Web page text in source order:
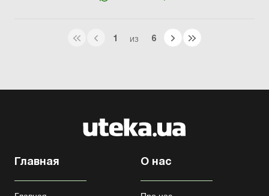
1 ИЗ 6
Главная О нас